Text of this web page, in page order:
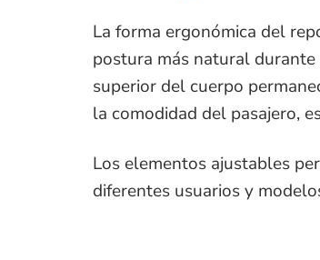
La forma ergonómica del
postura más natural
superior del cuerpo
la comodidad del pasajero,
Los elementos ajustables
diferentes usuarios y